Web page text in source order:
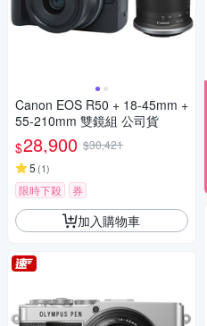
Canon EOS R50 + 18-45mm +
55-210mm 雙鏡組 公司貨
$28,900 $30,421
5 (1)
限時下殺 券
加入購物車